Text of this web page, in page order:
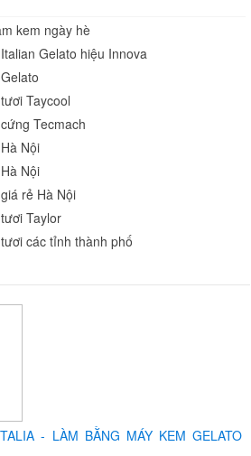
kem ngày hè
Gelato hiệu Innova
Taycool
Tecmach
Nội
Nội
rẻ Hà Nội
Taylor
các tỉnh thành phố
- LÀM BẰNG MÁY KEM GELATO